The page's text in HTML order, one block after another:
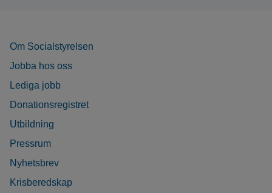
Om Socialstyrelsen
Jobba hos oss
Lediga jobb
Donationsregistret
Utbildning
Pressrum
Nyhetsbrev
Krisberedskap